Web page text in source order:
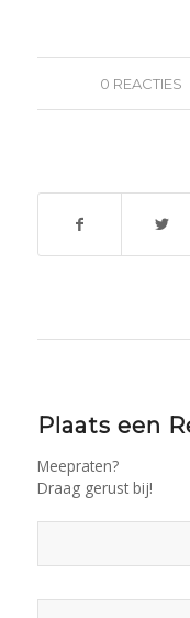
0 REACTIES
/
Plaats een
Meepraten?
Draag gerust bij!